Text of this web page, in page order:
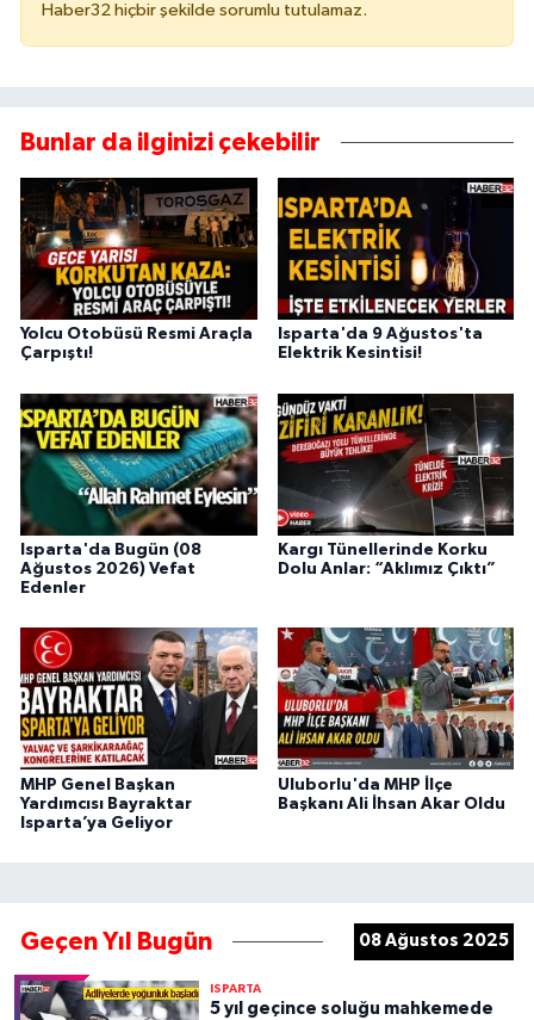
Haber32 hiçbir şekilde sorumlu tutulamaz.
Bunlar da ilginizi çekebilir
Yolcu Otobüsü Resmi Araçla
Çarpıştı!
Isparta'da 9 Ağustos'ta
Elektrik Kesintisi!
Isparta'da Bugün (08
Ağustos 2026) Vefat
Edenler
Kargı Tünellerinde Korku
Dolu Anlar: “Aklımız Çıktı”
MHP Genel Başkan
Yardımcısı Bayraktar
Isparta’ya Geliyor
Uluborlu'da MHP İlçe
Başkanı Ali İhsan Akar Oldu
Geçen Yıl Bugün 08 Ağustos 2025
ISPARTA
5 yıl geçince soluğu mahkemede